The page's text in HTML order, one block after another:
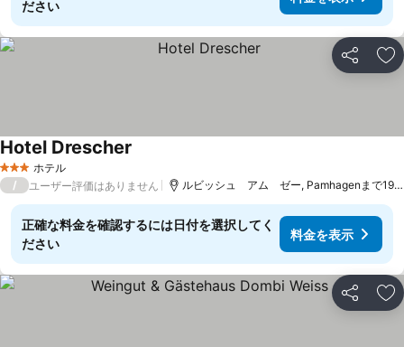
ださい
シェア お
3 ホテルのランク
ホテル
Hotel Drescher
/ ユーザー評価はありません ルビッシュ アム ゼー, Pamhagenまで
正確な料金を確認するには日付を選択してく
ださい
料金を表示
シェア お